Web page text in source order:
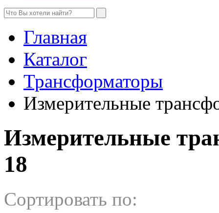
Главная
Каталог
Трансформаторы
Измерительные
Измерительные
18
Сортировать по: